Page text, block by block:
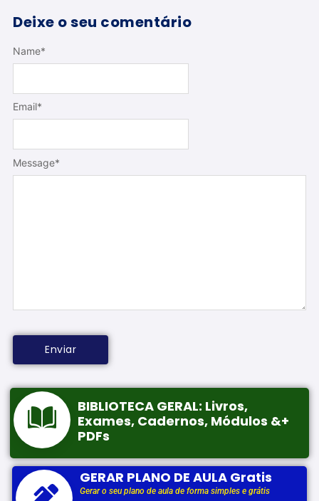
Deixe o seu comentário
Message*
Name*
Email*
BIBLIOTECA GERAL: Livros,
Exames, Cadernos, Módulos &+
PDFs
GERAR PLANO DE AULA Gratis
Gerar o seu plano de aula de forma simples e grátis